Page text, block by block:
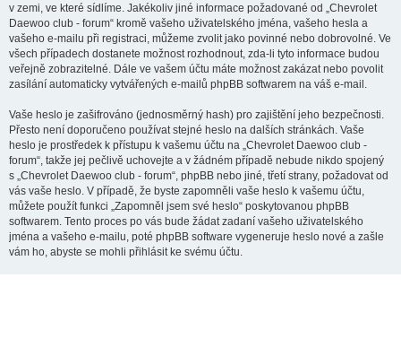
v zemi, ve které sídlíme. Jakékoliv jiné informace požadované od „Chevrolet
Daewoo club - forum“ kromě vašeho uživatelského jména, vašeho hesla a
vašeho e-mailu při registraci, můžeme zvolit jako povinné nebo dobrovolné. Ve
všech případech dostanete možnost rozhodnout, zda-li tyto informace budou
veřejně zobrazitelné. Dále ve vašem účtu máte možnost zakázat nebo povolit
zasílání automaticky vytvářených e-mailů phpBB softwarem na váš e-mail.
Vaše heslo je zašifrováno (jednosměrný hash) pro zajištění jeho bezpečnosti.
Přesto není doporučeno používat stejné heslo na dalších stránkách. Vaše
heslo je prostředek k přístupu k vašemu účtu na „Chevrolet Daewoo club -
forum“, takže jej pečlivě uchovejte a v žádném případě nebude nikdo spojený
s „Chevrolet Daewoo club - forum“, phpBB nebo jiné, třetí strany, požadovat od
vás vaše heslo. V případě, že byste zapomněli vaše heslo k vašemu účtu,
můžete použít funkci „Zapomněl jsem své heslo“ poskytovanou phpBB
softwarem. Tento proces po vás bude žádat zadaní vašeho uživatelského
jména a vašeho e-mailu, poté phpBB software vygeneruje heslo nové a zašle
vám ho, abyste se mohli přihlásit ke svému účtu.